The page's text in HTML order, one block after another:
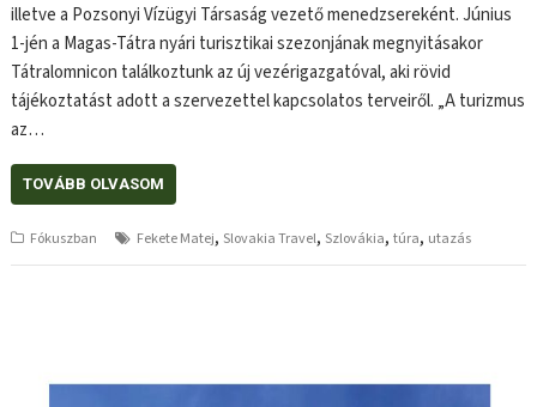
illetve a Pozsonyi Vízügyi Társaság vezető menedzsereként. Június
1-jén a Magas-Tátra nyári turisztikai szezonjának megnyitásakor
Tátralomnicon találkoztunk az új vezérigazgatóval, aki rövid
tájékoztatást adott a szervezettel kapcsolatos terveiről. „A turizmus
az…
TOVÁBB OLVASOM
Fókuszban Fekete Matej, Slovakia Travel, Szlovákia,túra, utazás